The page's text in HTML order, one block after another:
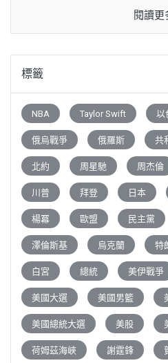
閱讀更
標籤
NBA Taylor Swift 以
俄烏戰爭 俄羅斯 共
北約 周星馳 周杰倫
川普 拜登 日本
楊冪 歐盟 民主黨
澤倫斯基 烏克蘭 特
白宮 總統 美伊戰爭
美國大選 美國男籃
美國總統大選 美股
荷姆茲海峽 謝霆鋒